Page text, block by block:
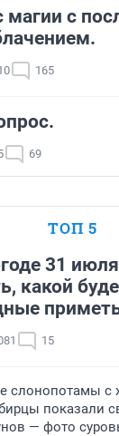
магии с
165
69
ТОП 5
31
какой
15
слонопотамы с
показали
— фото